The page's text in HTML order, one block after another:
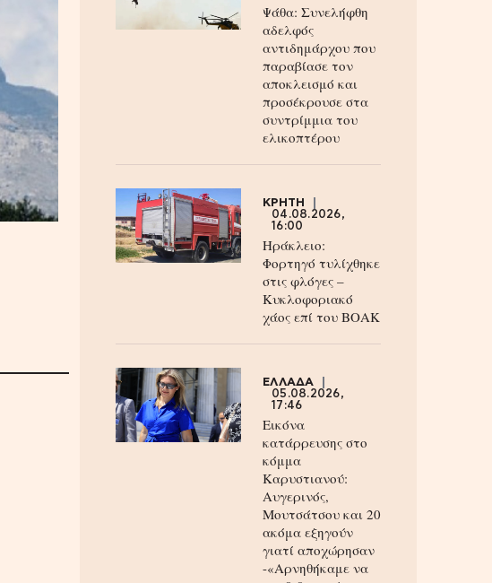
Ψάθα: Συνελήφθη
αδελφός
αντιδημάρχου που
παραβίασε τον
αποκλεισμό και
προσέκρουσε στα
συντρίμμια του
ελικοπτέρου
ΚΡΗΤΗ
04.08.2026,
16:00
Ηράκλειο:
Φορτηγό τυλίχθηκε
στις φλόγες –
Κυκλοφοριακό
χάος επί του ΒΟΑΚ
ΕΛΛΑΔΑ
05.08.2026,
17:46
Εικόνα
κατάρρευσης στο
κόμμα
Καρυστιανού:
Αυγερινός,
Μουτσάτσου και 20
ακόμα εξηγούν
γιατί αποχώρησαν
-«Αρνηθήκαμε να